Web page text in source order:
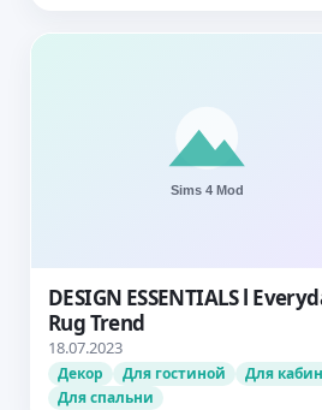
DESIGN ESSENTIALS l
Rug Trend
18.07.2023
Декор Для гостиной
Для
Для спальни